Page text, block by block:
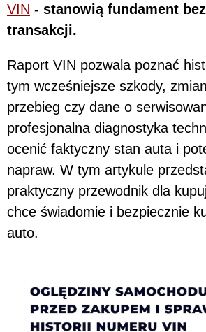
VIN - stanowią fundament
transakcji.
Raport VIN pozwala poznać
tym wcześniejsze szkody,
przebieg czy dane o
profesjonalna diagnostyka
ocenić faktyczny stan auta i
napraw. W tym artykule
praktyczny przewodnik dla
chce świadomie i bezpiecznie
auto.